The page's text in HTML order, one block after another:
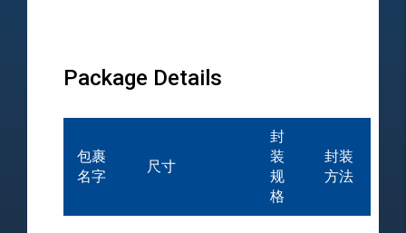
Package Details
包裹
名字
尺寸
封
装
规
格
封装
方法